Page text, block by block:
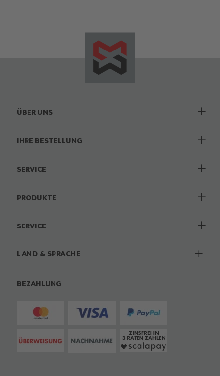
ÜBER UNS
IHRE BESTELLUNG
SERVICE
PRODUKTE
SERVICE
LAND & SPRACHE
BEZAHLUNG